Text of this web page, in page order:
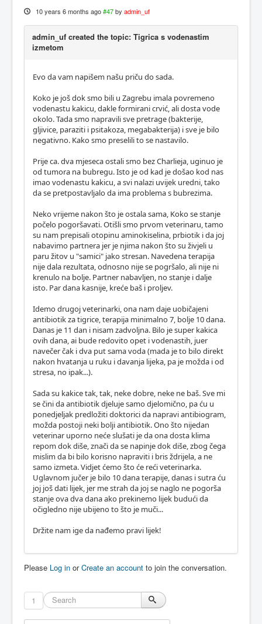
10 years 6 months ago #47 by admin_uf
admin_uf created the topic: Tigrica s vodenastim
izmetom
Evo da vam napišem našu priču do sada.
Koko je još dok smo bili u Zagrebu imala povremeno
vodenastu kakicu, dakle formirani crvić, ali dosta vode
okolo. Tada smo napravili sve pretrage (bakterije,
gljivice, paraziti i psitakoza, megabakterija) i sve je bilo
negativno. Kako smo preselili to se nastavilo.
Prije ca. dva mjeseca ostali smo bez Charlieja, uginuo je
od tumora na bubregu. Isto je od kad je došao kod nas
imao vodenastu kakicu, a svi nalazi uvijek uredni, tako
da se pretpostavljalo da ima problema s bubrezima.
Neko vrijeme nakon što je ostala sama, Koko se stanje
počelo pogoršavati. Otišli smo prvom veterinaru, tamo
su nam prepisali otopinu aminokiselina, prbiotik i da joj
nabavimo partnera jer je njima nakon što su živjeli u
paru žitov u "samici" jako stresan. Navedena terapija
nije dala rezultata, odnosno nije se pogršalo, ali nije ni
krenulo na bolje. Partner nabavljen, no stanje i dalje
isto. Par dana kasnije, kreće baš i proljev.
Idemo drugoj veterinarki, ona nam daje uobičajeni
antibiotik za tigrice, terapija minimalno 7, bolje 10 dana.
Danas je 11 dan i nisam zadvoljna. Bilo je super kakica
ovih dana, ai bude redovito opet i vodenastih, juer
navečer čak i dva put sama voda (mada je to bilo direkt
nakon hvatanja u ruku i davanja lijeka, pa je možda i od
stresa, no ipak...).
Sada su kakice tak, tak, neke dobre, neke ne baš. Sve mi
se čini da antibiotik djeluje samo djelomično, pa ću u
ponedjeljak predložiti doktorici da napravi antibiogram,
možda postoji neki bolji antibiotik. Ono što nijedan
veterinar uporno neće slušati je da ona dosta klima
repom dok diše, znači da se napinje dok diše, zbog čega
mislim da bi bilo korisno napraviti i bris ždrijela, a ne
samo izmeta. Vidjet ćemo što će reći veterinarka.
Uglavnom jučer je bilo 10 dana terapije, danas i sutra ću
joj još dati lijek, jer me strah da joj se naglo ne pogorša
stanje ova dva dana ako prekinemo lijek budući da
očigledno nije ubijeno to što je muči...
Držite nam ige da nađemo pravi lijek!
Please Log in orCreate an account to join the conversation.
1